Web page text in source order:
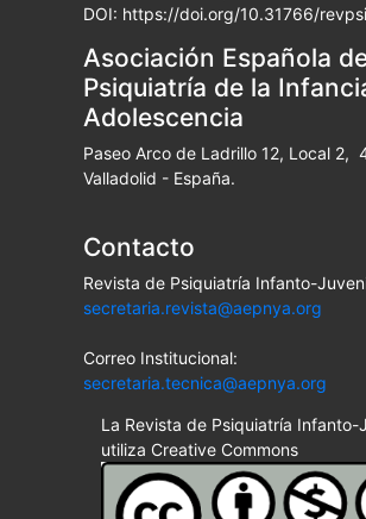
DOI: https://doi.org/10.31766/
Asociación Española
Psiquiatría de la
Adolescencia
Paseo Arco de Ladrillo 12, Local 2,
Valladolid - España.
Contacto
Revista de Psiquiatría Infanto-
secretaria.revista@aepnya.org
Correo Institucional:
secretaria.tecnica@aepnya.org
La Revista de Psiquiatría Infanto-
utiliza Creative Commons